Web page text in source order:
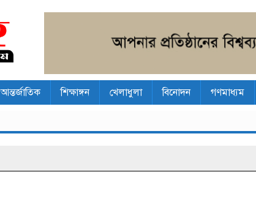
আন্তর্জাতিক শিক্ষাঙ্গন খেলাধুলা বিনোদন গণমাধ্যম